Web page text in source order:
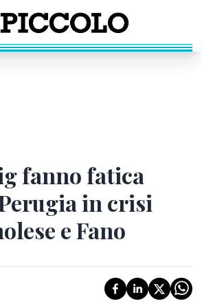
fanno fatica
in crisi
e Fano